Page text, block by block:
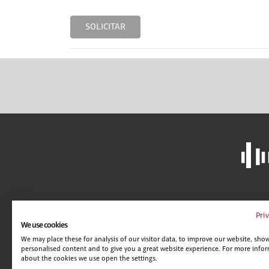
SOLICITAR
GUÍA DE CENTROS
POLÍTICA DE SEGURIDAD
We use cookies
We may place these for analysis of our visitor data, to improve our website,
personalised content and to give you a great website experience. For more
about the cookies we use open the settings.